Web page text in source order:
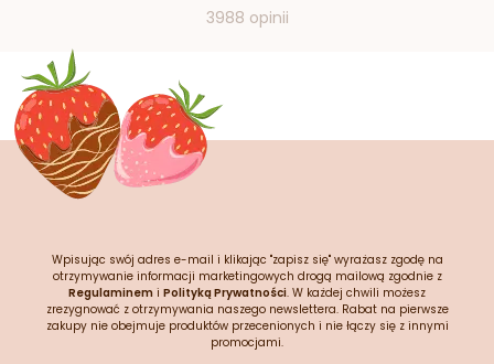
3988 opinii
Wpisując swój adres e-mail i klikając "zapisz się" wyrażasz zgodę na
otrzymywanie informacji marketingowych drogą mailową zgodnie z
Regulaminem i Polityką Prywatności. W każdej chwili możesz
zrezygnować z otrzymywania naszego newslettera. Rabat na pierwsze
zakupy nie obejmuje produktów przecenionych i nie łączy się z innymi
promocjami.